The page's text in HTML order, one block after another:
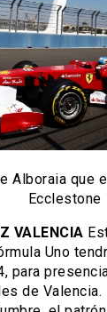
Alboraia que
Ecclestone
VALENCIA
Uno
para
de Valencia.